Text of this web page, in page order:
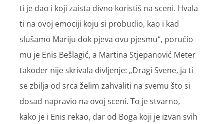
ti je dao i koji zaista divno koristiš na sceni. Hvala
ti na ovoj emociji koju si probudio, kao i kad
slušamo Mariju dok pjeva ovu pjesmu“, poručio
mu je Enis Bešlagić, a Martina Stjepanović Meter
također nije skrivala divljenje: „Dragi Svene, ja ti
se zbilja od srca želim zahvaliti na svemu što si
dosad napravio na ovoj sceni. To je stvarno,
kako je i Enis rekao, dar od Boga koji je izvan svih